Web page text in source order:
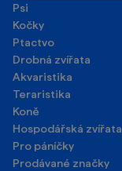
Psi
Kočky
Ptactvo
Drobná zvířata
Akvaristika
Teraristika
Koně
Hospodářská zvířata
Pro páníčky
Prodávané značky